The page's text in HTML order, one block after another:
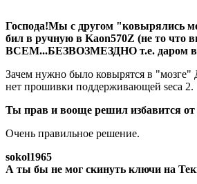
Господа!Мы с другом "ковырялись
бил в ручную в Kaon570Z (не то что
ВСЕМ...БЕЗВОЗМЕЗДНО т.е. даром
Зачем нужно было ковырятся в "мозге"
нет прошивки поддерживающей seca 2.
Ты прав и вооще решил избавится от
Очень правильное решение.
sokol1965
А ты бы не мог скинуть ключи на